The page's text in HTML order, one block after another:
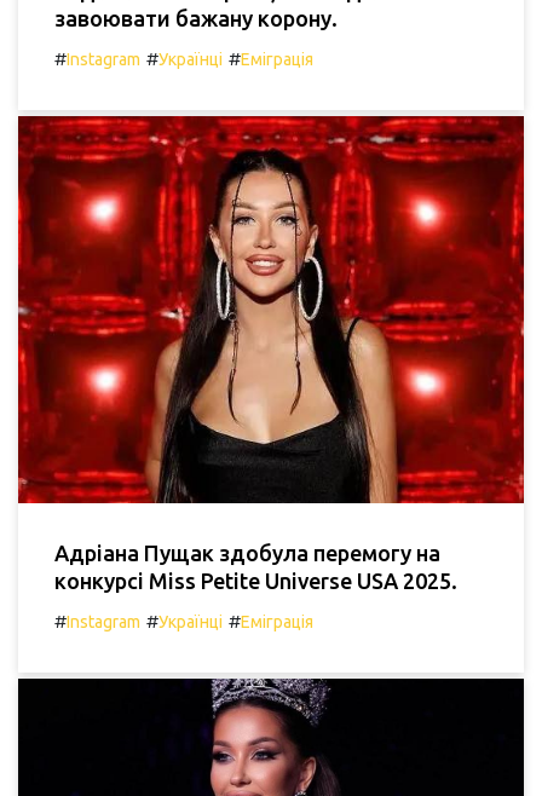
завоювати бажану корону.
#Instagram #Українці #Еміграція
Адріана Пущак здобула перемогу на
конкурсі Miss Petite Universe USA 2025.
#Instagram #Українці #Еміграція